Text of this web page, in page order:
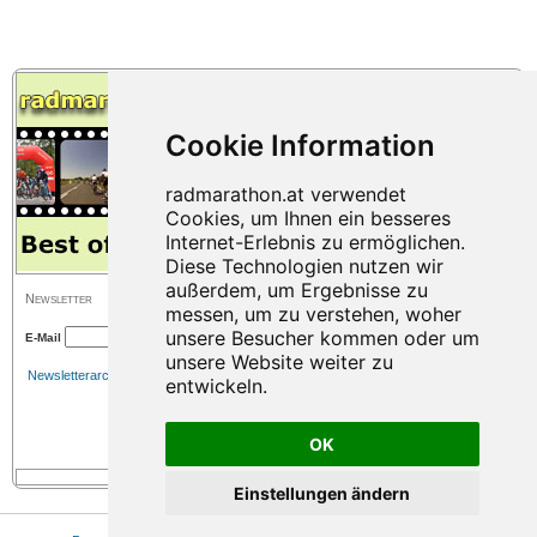
OK
Einstellungen ändern
Newsletter
E-Mail
Newsletterarchiv